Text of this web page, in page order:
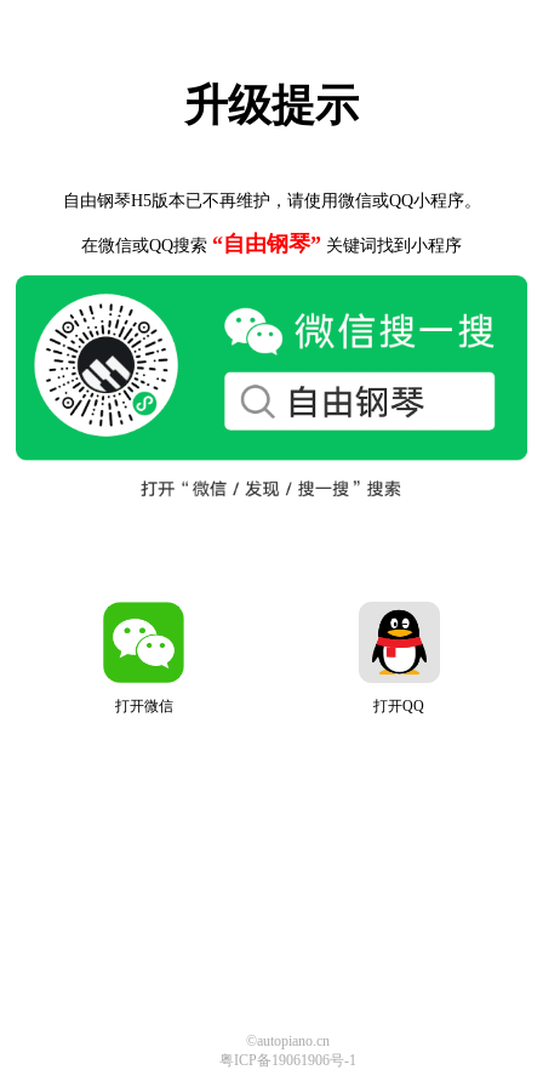
升级提示
自由钢琴H5版本已不再维护，请使用微信或QQ小程序。
在微信或QQ搜索 “自由钢琴” 关键词找到小程序
打开微信 打开QQ
©autopiano.cn
粤ICP备19061906号-1